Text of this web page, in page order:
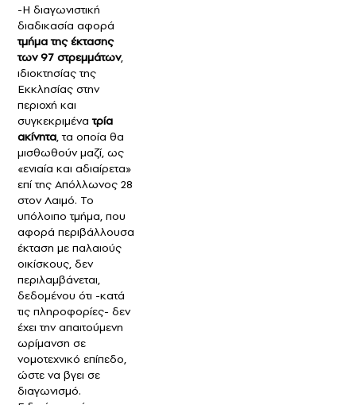
-Η διαγωνιστική
διαδικασία αφορά
τμήμα της έκτασης
των 97 στρεμμάτων,
ιδιοκτησίας της
Εκκλησίας στην
περιοχή και
συγκεκριμένα τρία
ακίνητα, τα οποία θα
μισθωθούν μαζί, ως
«ενιαία και αδιαίρετα»
επί της Απόλλωνος 28
στον Λαιμό. Το
υπόλοιπο τμήμα, που
αφορά περιβάλλουσα
έκταση με παλαιούς
οικίσκους, δεν
περιλαμβάνεται,
δεδομένου ότι -κατά
τις πληροφορίες- δεν
έχει την απαιτούμενη
ωρίμανση σε
νομοτεχνικό επίπεδο,
ώστε να βγει σε
διαγωνισμό.